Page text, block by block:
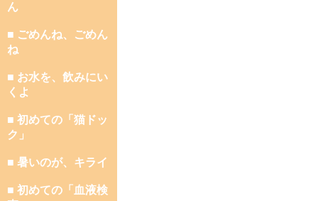
ん
■ ごめんね、ごめん
ね
■ お水を、飲みにい
くよ
■ 初めての「猫ドッ
ク」
■ 暑いのが、キライ
■ 初めての「血液検